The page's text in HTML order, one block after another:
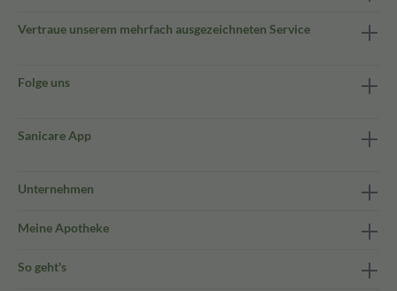
Vertraue unserem mehrfach ausgezeichneten Service
Folge uns
Sanicare App
Unternehmen
Meine Apotheke
So geht's